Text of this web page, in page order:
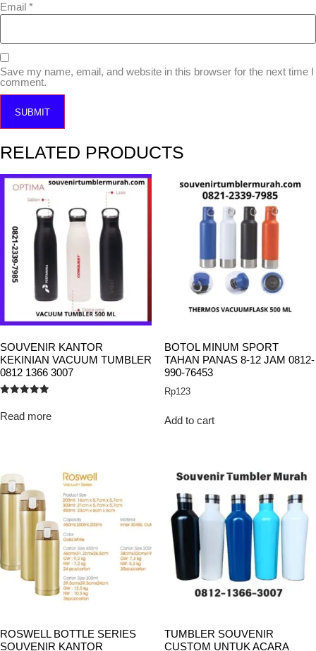
Email *
Save my name, email, and website in this browser for the next time I
comment.
RELATED PRODUCTS
SOUVENIR KANTOR
KEKINIAN VACUUM TUMBLER
0812 1366 3007
5.00
out of 5
Read more
BOTOL MINUM SPORT
TAHAN PANAS 8-12 JAM 0812-
990-76453
Rp123
Add to cart
ROSWELL BOTTLE SERIES
SOUVENIR KANTOR
TUMBLER SOUVENIR
CUSTOM UNTUK ACARA